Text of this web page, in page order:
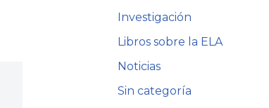
Investigación
Libros sobre la ELA
Noticias
Sin categoría